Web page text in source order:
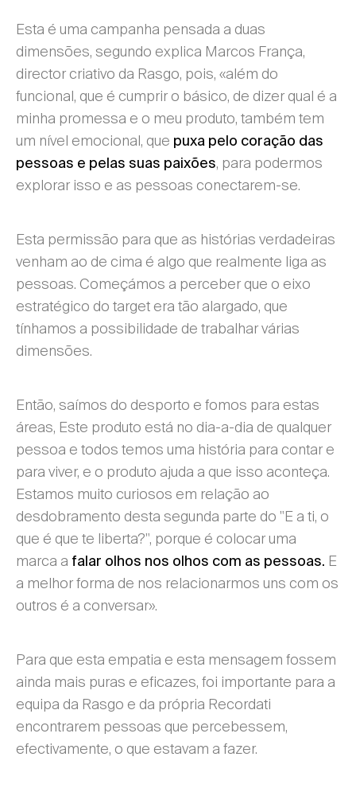
Esta é uma campanha pensada a duas
dimensões, segundo explica Marcos França,
director criativo da Rasgo, pois, «além do
funcional, que é cumprir o básico, de dizer qual é a
minha promessa e o meu produto, também tem
um nível emocional, que puxa pelo coração das
pessoas e pelas suas paixões, para podermos
explorar isso e as pessoas conectarem-se.
Esta permissão para que as histórias verdadeiras
venham ao de cima é algo que realmente liga as
pessoas. Começámos a perceber que o eixo
estratégico do target era tão alargado, que
tínhamos a possibilidade de trabalhar várias
dimensões.
Então, saímos do desporto e fomos para estas
áreas, Este produto está no dia-a-dia de qualquer
pessoa e todos temos uma história para contar e
para viver, e o produto ajuda a que isso aconteça.
Estamos muito curiosos em relação ao
desdobramento desta segunda parte do "E a ti, o
que é que te liberta?", porque é colocar uma
marca a falar olhos nos olhos com as pessoas. E
a melhor forma de nos relacionarmos uns com os
outros é a conversar».
Para que esta empatia e esta mensagem fossem
ainda mais puras e eficazes, foi importante para a
equipa da Rasgo e da própria Recordati
encontrarem pessoas que percebessem,
efectivamente, o que estavam a fazer.